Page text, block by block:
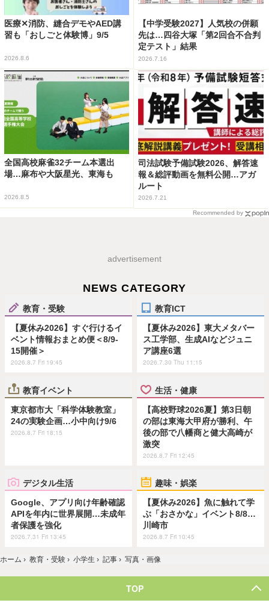
医療✕消防、縫合デモやAED講
習も「おしごと体験博」9/5
2026.8.6
【中学受験2027】人気校の併願
先は…四谷大塚「第2回合不合判
定テスト」結果
2026.7.16
全国高校麻雀32チーム本選出
場…麻布や大阪星光、東海も
2026.8.5
司法試験予備試験2026、解答速
報＆総評動画を無料公開…アガ
ルート
2026.7.21
Recommended by
advertisement
NEWS CATEGORY
教育・受験
【夏休み2026】すぐ行けるイ
ベント情報おまとめ便＜8/9-
15開催＞
2026.8.7 Fri 19:45
教育ICT
【夏休み2026】東大メタバー
ス工学部、生成AIなどジュニ
ア講座6選
2026.7.30 Thu 11:15
教育イベント
東京都市大「科学体験教室」
24の実験企画…小中向け9/6
2026.8.7 Fri 18:15
生活・健康
【高校野球2026夏】第3日朝
の部は東海大甲府が勝利、午
後の部で八幡商と健大高崎が
激突
2026.8.7 Fri 12:45
デジタル生活
Google、アプリ向け年齢確認
APIを年内に世界展開…未成年
者保護を強化
2026.7.31 Fri 13:45
趣味・娯楽
【夏休み2026】魚に触れて学
ぶ「おさかな」イベント8/8…
川崎市
2026.8.7 Fri 10:45
ホーム › 教育・受験 › 小学生 › 記事 › 写真・画像
TOP